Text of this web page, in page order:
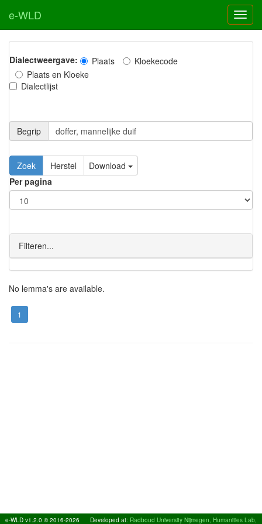
e-WLD
Dialectweergave: Plaats
Kloekecode
Plaats en Kloeke
Dialectlijst
Begrip
Zoek Herstel
Download
Per pagina
Filteren...
No lemma's are available.
1
e-WLD v1.2.0 © 2016-2026 Developed at: Radboud University Nijmegen, Humanities Lab,